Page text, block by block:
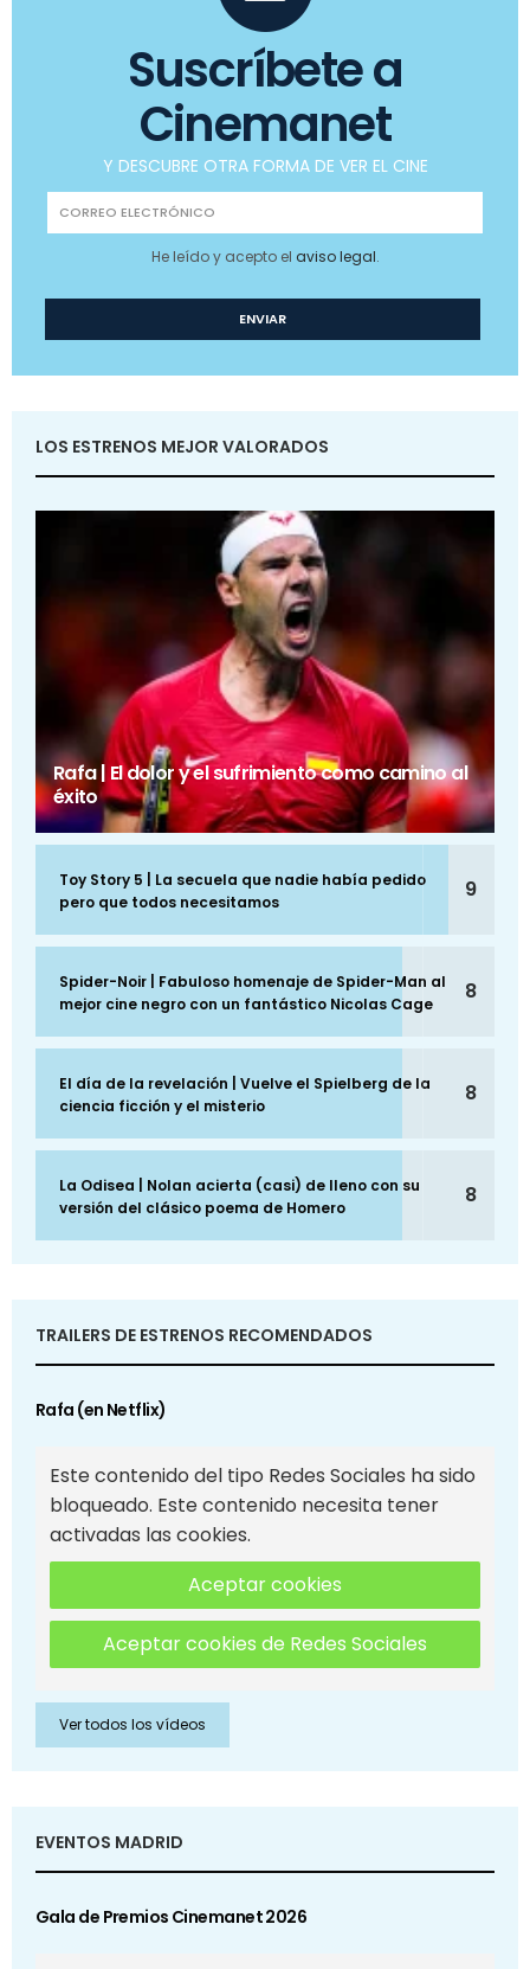
Suscríbete a
Cinemanet
Y DESCUBRE OTRA FORMA DE VER EL CINE
He leído y acepto el aviso legal.
LOS ESTRENOS MEJOR VALORADOS
Rafa | El dolor y el sufrimiento como camino al
éxito
Toy Story 5 | La secuela que nadie había pedido
pero que todos necesitamos
9
Spider-Noir | Fabuloso homenaje de Spider-Man al
mejor cine negro con un fantástico Nicolas Cage
8
El día de la revelación | Vuelve el Spielberg de la
ciencia ficción y el misterio
8
La Odisea | Nolan acierta (casi) de lleno con su
versión del clásico poema de Homero
8
TRAILERS DE ESTRENOS RECOMENDADOS
Rafa (en Netflix)
Este contenido del tipo Redes Sociales ha sido
bloqueado. Este contenido necesita tener
activadas las cookies.
Aceptar cookies
Aceptar cookies de Redes Sociales
Ver todos los vídeos
EVENTOS MADRID
Gala de Premios Cinemanet 2026